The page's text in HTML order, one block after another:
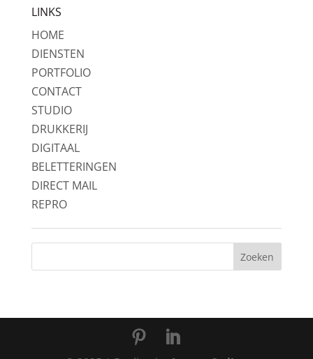
LINKS
HOME
DIENSTEN
PORTFOLIO
CONTACT
STUDIO
DRUKKERIJ
DIGITAAL
BELETTERINGEN
DIRECT MAIL
REPRO